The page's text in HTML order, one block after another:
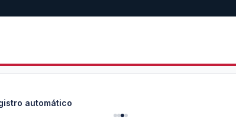
automático